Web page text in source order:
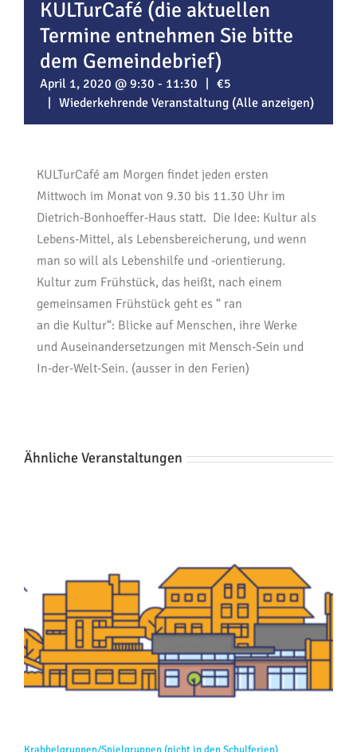
KULTurCafé (die aktuellen
Termine entnehmen Sie bitte
dem Gemeindebrief)
April 1, 2020 @ 9:30 - 11:30
Wiederkehrende Veranstaltung (Alle anzeigen)
€5
KULTurCafé am Morgen findet jeden ersten
Mittwoch im Monat von 9.30 bis 11.30 Uhr im
Dietrich-Bonhoeffer-Haus statt. Die Idee: Kultur als
Lebens-Mittel, als Lebensbereicherung, und wenn
man so will als Lebenshilfe und -orientierung.
Kultur zum Frühstück, das heißt, nach einem
gemeinsamen Frühstück geht es “ ran
an die Kultur“: Blicke auf Menschen, ihre Werke
und Auseinandersetzungen mit Mensch-Sein und
In-der-Welt-Sein. (ausser in den Ferien)
Ähnliche Veranstaltungen